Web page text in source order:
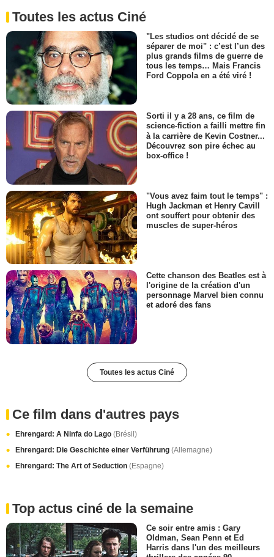
Toutes les actus Ciné
"Les studios ont décidé de se
séparer de moi" : c’est l’un des
plus grands films de guerre de
tous les temps… Mais Francis
Ford Coppola en a été viré !
Sorti il y a 28 ans, ce film de
science-fiction a failli mettre fin
à la carrière de Kevin Costner...
Découvrez son pire échec au
box-office !
"Vous avez faim tout le temps" :
Hugh Jackman et Henry Cavill
ont souffert pour obtenir des
muscles de super-héros
Cette chanson des Beatles est à
l'origine de la création d'un
personnage Marvel bien connu
et adoré des fans
Toutes les actus Ciné
Ce film dans d'autres pays
Ehrengard: A Ninfa do Lago (Brésil)
Ehrengard: Die Geschichte einer Verführung (Allemagne)
Ehrengard: The Art of Seduction (Espagne)
Top actus ciné de la semaine
Ce soir entre amis : Gary
Oldman, Sean Penn et Ed
Harris dans l'un des meilleurs